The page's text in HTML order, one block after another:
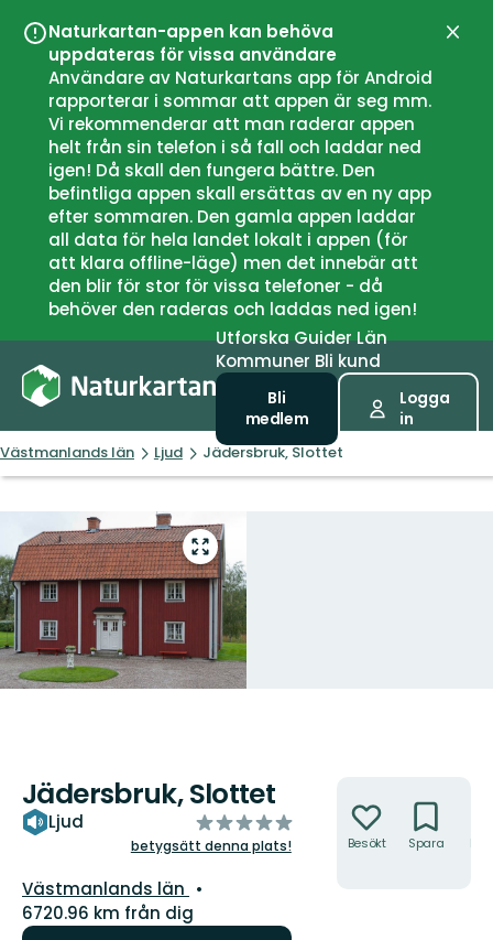
Naturkartan-appen kan behöva
uppdateras för vissa användare
Användare av Naturkartans app för Android
rapporterar i sommar att appen är seg mm.
Vi rekommenderar att man raderar appen
helt från sin telefon i så fall och laddar ned
igen! Då skall den fungera bättre. Den
befintliga appen skall ersättas av en ny app
efter sommaren. Den gamla appen laddar
all data för hela landet lokalt i appen (för
att klara offline-läge) men det innebär att
den blir för stor för vissa telefoner - då
behöver den raderas och laddas ned igen!
UtforskaGuiderLän
Kommuner Bli kund
Bli
medlem
Logga
in
Västmanlands län Ljud Jädersbruk, Slottet
Gå
till
helskärmsläge
Jädersbruk, Slottet
Ljud
av
5
betygsätt denna plats!
Län:
Västmanlands län
6720.96 km från dig
Besökt Spara